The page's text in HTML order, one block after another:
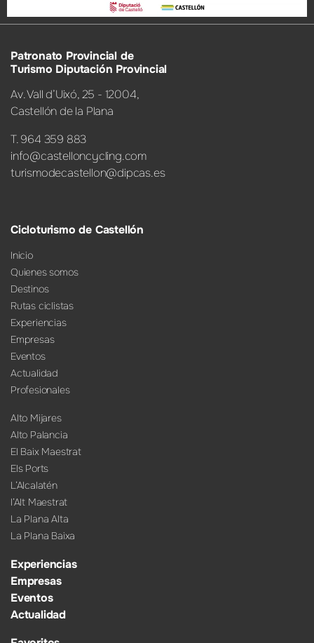
Patronato Provincial de
Turismo Diputación Provincial
Av. Vall d’Uixó, 25 - 12004,
Castellón de la Plana
T. 964 359 883
info@castelloncycling.com
turismodecastellon@dipcas.es
Cicloturismo de Castellón
Inicio
Quienes somos
Destinos
Rutas ciclistas
Experiencias
Empresas
Eventos
Actualidad
Profesionales
Alto Mijares
Alto Palancia
El Baix Maestrat
Els Ports
L’Alcalatén
l’Alt Maestrat
La Plana Alta
La Plana Baixa
Experiencias
Empresas
Eventos
Actualidad